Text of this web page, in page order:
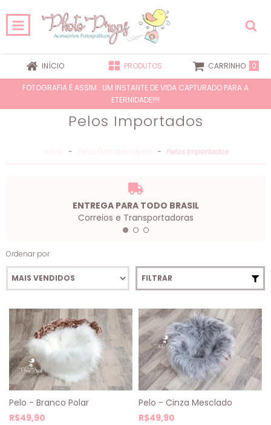
INÍCIO PRODUTOS CARRINHO 0
FOTOGRAFIA É ASSIM.. UM INSTANTE DE VIDA CAPTURADO PARA A
ETERNIDADE!!!!
Pelos Importados
- - Pelos Importados
ENTREGA PARA TODO BRASIL
Correios e Transportadoras
Ordenar por
FILTRAR
Pelo - Branco Polar
R$49,90
Pelo - Cinza Mesclado
R$49,90